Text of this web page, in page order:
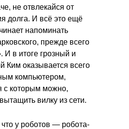
не отвлекайся от
долга. И всё это ещё
напоминать
прежде всего
И в итоге грозный и
Ким оказывается всего
компьютером,
с которым можно,
вилку из сети.
у роботов — робота-